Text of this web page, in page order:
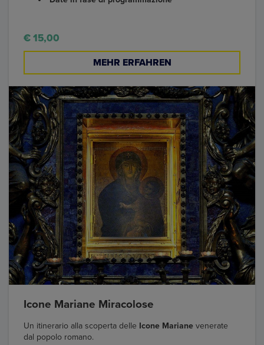
€ 15,00
MEHR ERFAHREN
Icone Mariane Miracolose
Un itinerario alla scoperta delle Icone Mariane venerate
dal popolo romano.